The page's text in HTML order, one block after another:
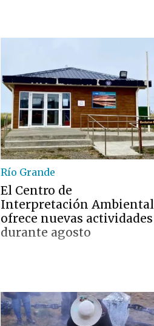
Río Grande
El Centro de
Interpretación Ambiental
ofrece nuevas actividades
durante agosto